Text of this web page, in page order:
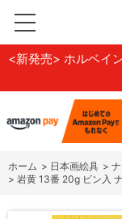
<新発売> ホルベイ
ホーム > 日本画絵具 >
> 岩黄 13番 20g ビン入